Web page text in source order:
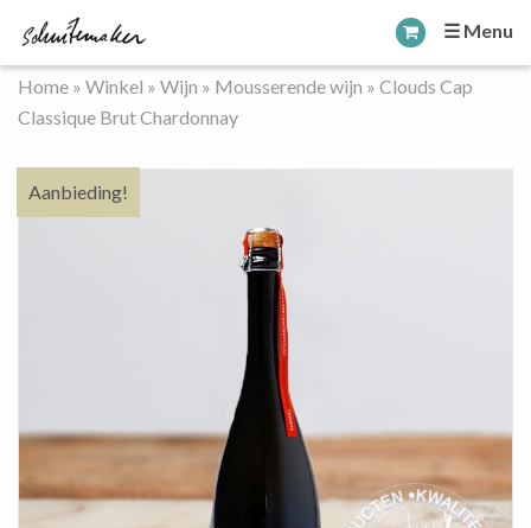
☰ Menu
Home » Winkel » Wijn » Mousserende wijn » Clouds Cap
Classique Brut Chardonnay
Aanbieding!